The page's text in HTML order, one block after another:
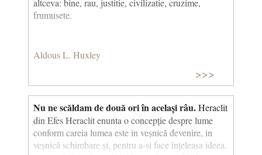
altceva: bine, rau, justitie, civilizatie, cruzime,
frumusete.
Aldous L. Huxley
>>>
Nu ne scăldam de două ori în același râu.Heraclit
din Efes Heraclit enunta o concepție despre lume
conform careia lumea este in veșnică devenire, in
veșnică schimbare și, pentru a-si face înțeleasa ideea,